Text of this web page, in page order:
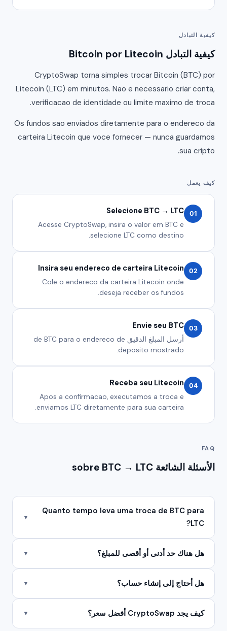
كيفية التبادل
كيفية التبادل Bitcoin por Litecoin
CryptoSwap torna simples trocar Bitcoin (BTC) por
Litecoin (LTC) em minutos. Nao e necessario criar conta,
verificacao de identidade ou limite maximo de troca.
Os fundos sao enviados diretamente para o endereco da
carteira Litecoin que voce fornecer — nunca guardamos
sua cripto.
كيف يعمل
01
Selecione BTC → LTC
Acesse CryptoSwap, insira o valor em BTC e
selecione LTC como destino.
02
Insira seu endereco de carteira Litecoin
Cole o endereco da carteira Litecoin onde
deseja receber os fundos.
03
Envie seu BTC
أرسل المبلغ الدقيق de BTC para o endereco de
deposito mostrado.
04
Receba seu Litecoin
Apos a confirmacao, executamos a troca e
enviamos LTC diretamente para sua carteira.
FAQ
الأسئلة الشائعة sobre BTC → LTC
Quanto tempo leva uma troca de BTC para
LTC?
▼
هل هناك حد أدنى أو أقصى للمبلغ؟ ▼
هل أحتاج إلى إنشاء حساب؟ ▼
كيف يجد CryptoSwap أفضل سعر؟ ▼